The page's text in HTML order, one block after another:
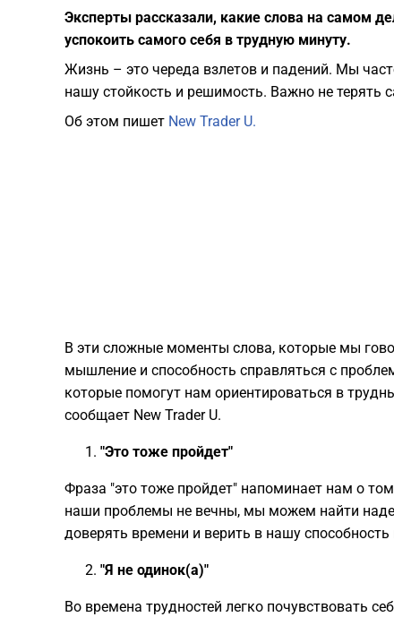
Эксперты рассказали, какие слова на самом
успокоить самого себя в трудную минуту.
Жизнь – это череда взлетов и падений. Мы
нашу стойкость и решимость. Важно не терять
Об этом пишет New Trader U.
В эти сложные моменты слова, которые мы
мышление и способность справляться с
которые помогут нам ориентироваться в
сообщает New Trader U.
"Это тоже пройдет"
Фраза "это тоже пройдет" напоминает нам о
наши проблемы не вечны, мы можем найти
доверять времени и верить в нашу
"Я не одинок(а)"
Во времена трудностей легко почувствовать